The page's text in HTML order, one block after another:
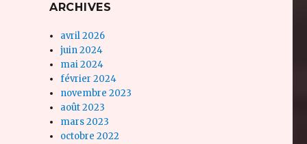
ARCHIVES
avril 2026
juin 2024
mai 2024
février 2024
novembre 2023
août 2023
mars 2023
octobre 2022